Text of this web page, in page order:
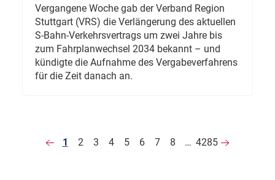
Vergangene Woche gab der Verband Region
Stuttgart (VRS) die Verlängerung des aktuellen
S-Bahn-Verkehrsvertrags um zwei Jahre bis
zum Fahrplanwechsel 2034 bekannt – und
kündigte die Aufnahme des Vergabeverfahrens
für die Zeit danach an.
1 2 3 4 5 6 7 8 … 4285